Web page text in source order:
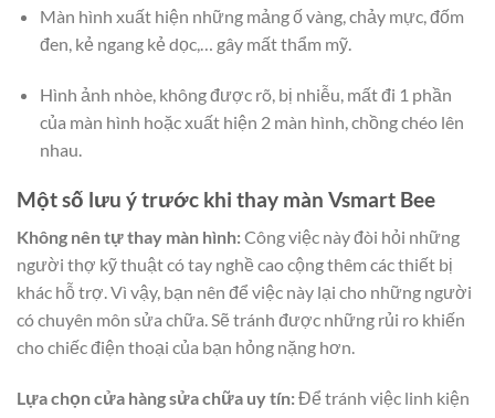
Màn hình xuất hiện những mảng ố vàng, chảy mực, đốm
đen, kẻ ngang kẻ dọc,… gây mất thẩm mỹ.
Hình ảnh nhòe, không được rõ, bị nhiễu, mất đi 1 phần
của màn hình hoặc xuất hiện 2 màn hình, chồng chéo lên
nhau.
Một số lưu ý trước khi thay màn Vsmart Bee
Không nên tự thay màn hình:Công việc này đòi hỏi những
người thợ kỹ thuật có tay nghề cao cộng thêm các thiết bị
khác hỗ trợ. Vì vậy, bạn nên để việc này lại cho những người
có chuyên môn sửa chữa. Sẽ tránh được những rủi ro khiến
cho chiếc điện thoại của bạn hỏng nặng hơn.
Lựa chọn cửa hàng sửa chữa uy tín:Để tránh việc linh kiện